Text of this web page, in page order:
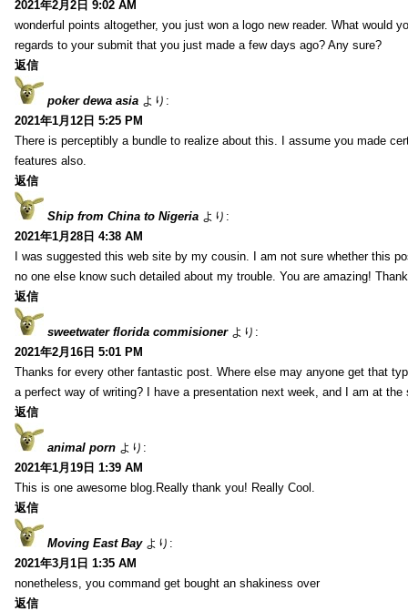
2021年2月2日 9:02 AM
wonderful points altogether, you just won a logo new reader. What would
regards to your submit that you just made a few days ago? Any sure?
返信
poker dewa asia より:
2021年1月12日 5:25 PM
There is perceptibly a bundle to realize about this. I assume you made
features also.
返信
Ship from China to Nigeria より:
2021年1月28日 4:38 AM
I was suggested this web site by my cousin. I am not sure whether this
no one else know such detailed about my trouble. You are amazing!
返信
sweetwater florida commisioner より:
2021年2月16日 5:01 PM
Thanks for every other fantastic post. Where else may anyone get that
a perfect way of writing? I have a presentation next week, and I am at the
返信
animal porn より:
2021年1月19日 1:39 AM
This is one awesome blog.Really thank you! Really Cool.
返信
Moving East Bay より:
2021年3月1日 1:35 AM
nonetheless, you command get bought an shakiness over
返信